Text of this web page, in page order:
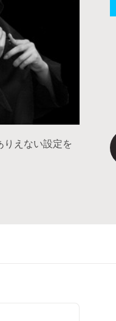
りえない設定を